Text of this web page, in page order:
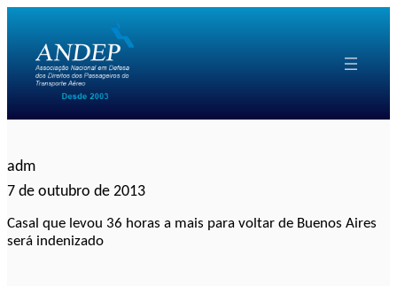
conteúdo
adm
7 de outubro de 2013
Casal que levou 36 horas a mais para voltar de Buenos Aires
será indenizado